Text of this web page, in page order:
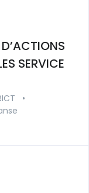
SERVICE
•